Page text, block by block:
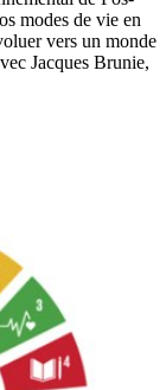
modes de vie en
vers un monde
Jacques Brunie,